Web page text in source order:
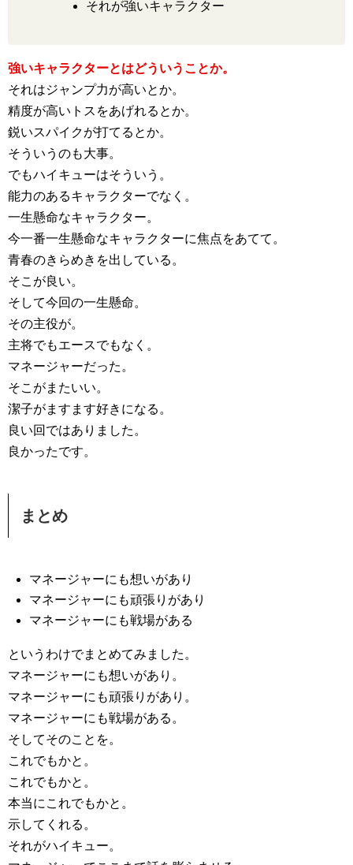
それが強いキャラクター
強いキャラクターとはどういうことか。
それはジャンプ力が高いとか。
精度が高いトスをあげれるとか。
鋭いスパイクが打てるとか。
そういうのも大事。
でもハイキューはそういう。
能力のあるキャラクターでなく。
一生懸命なキャラクター。
今一番一生懸命なキャラクターに焦点をあてて。
青春のきらめきを出している。
そこが良い。
そして今回の一生懸命。
その主役が。
主将でもエースでもなく。
マネージャーだった。
そこがまたいい。
潔子がますます好きになる。
良い回ではありました。
良かったです。
まとめ
マネージャーにも想いがあり
マネージャーにも頑張りがあり
マネージャーにも戦場がある
というわけでまとめてみました。
マネージャーにも想いがあり。
マネージャーにも頑張りがあり。
マネージャーにも戦場がある。
そしてそのことを。
これでもかと。
これでもかと。
本当にこれでもかと。
示してくれる。
それがハイキュー。